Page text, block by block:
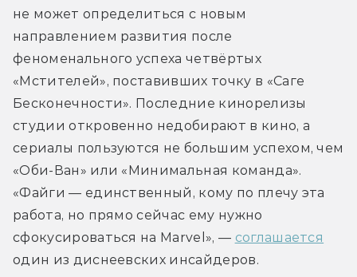
не может определиться с новым
направлением развития после
феноменального успеха четвёртых
«Мстителей», поставивших точку в «Саге
Бесконечности». Последние кинорелизы
студии откровенно недобирают в кино, а
сериалы пользуются не большим успехом, чем
«Оби-Ван» или «Минимальная команда».
«Файги — единственный, кому по плечу эта
работа, но прямо сейчас ему нужно
сфокусироваться на Marvel», — соглашается
один из диснеевских инсайдеров.